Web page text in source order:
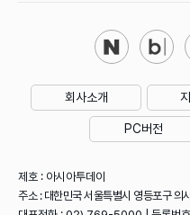
회사소개
PC버전
제호 : 아시아투데이
주소 : 대한민국 서울특별시 영등포구 의